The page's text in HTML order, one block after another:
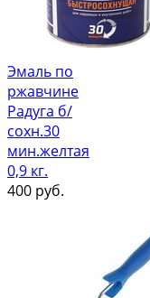
Эмаль по
ржавчине
Радуга б/
сохн.30
мин.желтая
0,9 кг.
400 руб.